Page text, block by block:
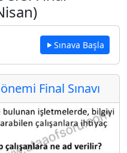
Sınava Başla
Final Sınavı